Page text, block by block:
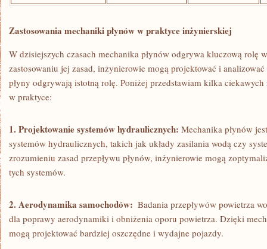
Zastosowania mechaniki płynów w praktyce ‌inżynierskiej
W dzisiejszych czasach mechanika płynów ⁤odgrywa ⁣kluczową rolę
zastosowaniu jej zasad, inżynierowie mogą projektować i
płyny‌ odgrywają istotną rolę. Poniżej przedstawiam kilka ciekawych
w praktyce:
1. Projektowanie systemów⁣ hydraulicznych: Mechanika płynów
systemów hydraulicznych, takich ⁢jak układy zasilania wodą czy
zrozumieniu zasad⁤ przepływu płynów, inżynierowie ⁤mogą
tych systemów.
2. Aerodynamika ⁣samochodów:
Badania przepływów powietrza
dla poprawy aerodynamiki i ‍obniżenia oporu‌ powietrza.​ Dzięki
mogą projektować bardziej oszczędne i wydajne pojazdy.